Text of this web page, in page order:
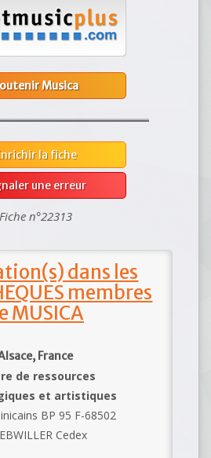
Musica
la fiche
une erreur
Fiche n°22313
dans les
membres
MUSICA
France
de ressources
et artistiques
BP 95 F-68502
Cedex